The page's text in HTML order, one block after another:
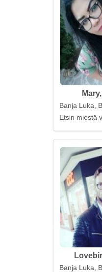
Banja Luka,
Etsin miestä
Banja Luka,